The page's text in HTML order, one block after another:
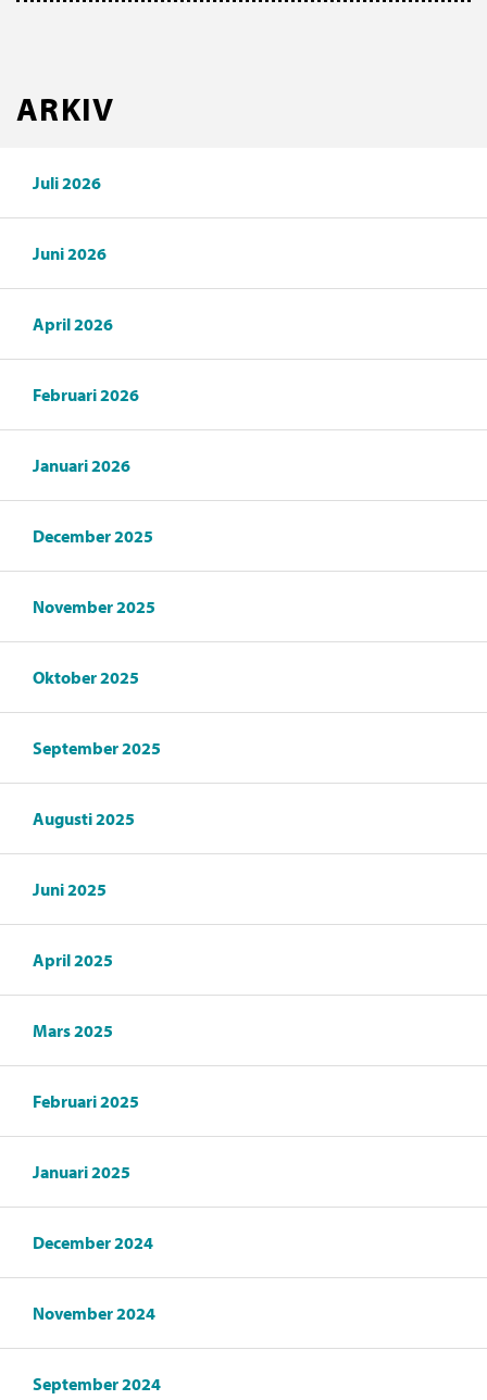
ARKIV
Juli 2026
Juni 2026
April 2026
Februari 2026
Januari 2026
December 2025
November 2025
Oktober 2025
September 2025
Augusti 2025
Juni 2025
April 2025
Mars 2025
Februari 2025
Januari 2025
December 2024
November 2024
September 2024